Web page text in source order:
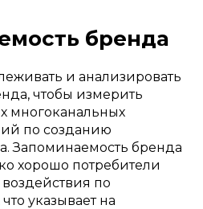
бренда
и анализировать
чтобы измерить
многоканальных
по созданию
Запоминаемость бренда
хорошо потребители
по
указывает на